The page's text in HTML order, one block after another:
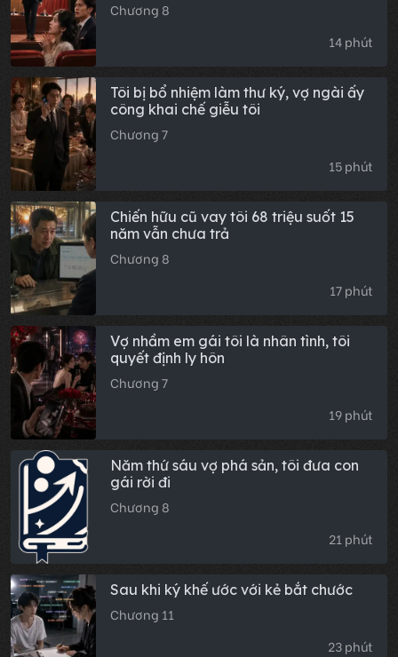
Chương 8
14 phút
Tôi bị bổ nhiệm làm thư ký, vợ ngài ấy
công khai chế giễu tôi
Chương 7
15 phút
Chiến hữu cũ vay tôi 68 triệu suốt 15
năm vẫn chưa trả
Chương 8
17 phút
Vợ nhầm em gái tôi là nhân tình, tôi
quyết định ly hôn
Chương 7
19 phút
Năm thứ sáu vợ phá sản, tôi đưa con
gái rời đi
Chương 8
21 phút
Sau khi ký khế ước với kẻ bắt chước
Chương 11
23 phút